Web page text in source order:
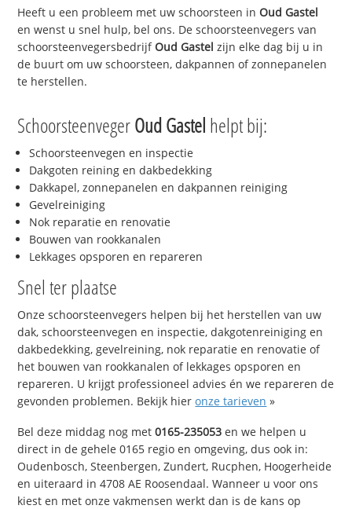
Heeft u een probleem met uw schoorsteen inOud Gastel
en wenst u snel hulp, bel ons. De schoorsteenvegers van
schoorsteenvegersbedrijfOud Gastel zijn elke dag bij u in
de buurt om uw schoorsteen, dakpannen of zonnepanelen
te herstellen.
SchoorsteenvegerOud Gastel helpt bij:
Schoorsteenvegen en inspectie
Dakgoten reining en dakbedekking
Dakkapel, zonnepanelen en dakpannen reiniging
Gevelreiniging
Nok reparatie en renovatie
Bouwen van rookkanalen
Lekkages opsporen en repareren
Snel ter plaatse
Onze schoorsteenvegers helpen bij het herstellen van uw
dak, schoorsteenvegen en inspectie, dakgotenreiniging en
dakbedekking, gevelreining, nok reparatie en renovatie of
het bouwen van rookkanalen of lekkages opsporen en
repareren. U krijgt professioneel advies én we repareren de
gevonden problemen. Bekijk hieronze tarieven »
Bel deze middag nog met0165-235053 en we helpen u
direct in de gehele 0165 regio en omgeving, dus ook in:
Oudenbosch, Steenbergen, Zundert, Rucphen, Hoogerheide
en uiteraard in 4708 AE Roosendaal. Wanneer u voor ons
kiest en met onze vakmensen werkt dan is de kans op